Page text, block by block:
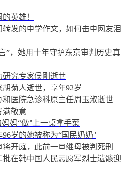
英雄！
发的中学作文，如何击中网友泪
”，她用十年守护东京审判历史真
研究专家侯刚逝世
菊人逝世，享年92岁
医院急诊科原主任周玉淑逝世
满敬意
妈“做”上一桌拿手菜
岁的她被称为“国民奶奶”
开庭，此前一审继母被判死刑
在韩中国人民志愿军烈士遗骸迎